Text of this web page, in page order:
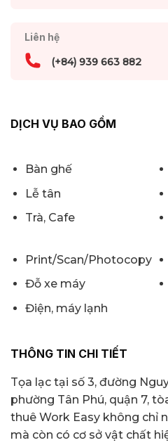
Liên hệ
(+84) 939 663 882
DỊCH VỤ BAO GỒM
Bàn ghế
Lễ tân
Trà, Cafe
Print/Scan/Photocopy
Đỗ xe máy
Điện, máy lạnh
THÔNG TIN CHI TIẾT
Tọa lạc tại số 3, đường
phường Tân Phú, quận 7,
thuê Work Easy không chỉ
mà còn có cơ sở vật chất